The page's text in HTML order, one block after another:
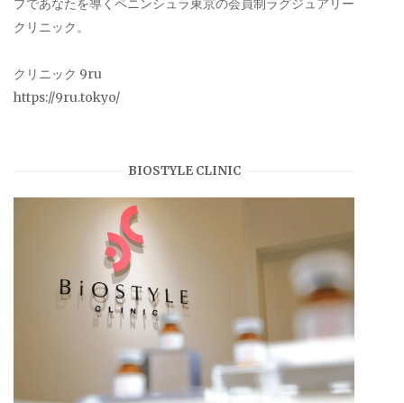
プであなたを導くペニンシュラ東京の会員制ラグジュアリー
クリニック。
クリニック 9ru
https://9ru.tokyo/
BIOSTYLE CLINIC